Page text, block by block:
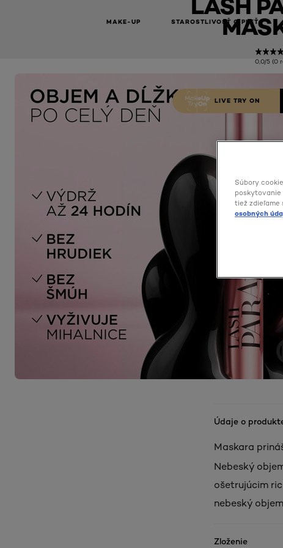
MAKE-UP STAROSTLIVOSŤ O PLEŤ
0,0/5 (0
LIVE TRY ON
Údaje o
Maskara
Nebeský
ošetrujúcim
nebeský
Zloženie
Súbory
poskytovanie
tiež zdieľame
osobných